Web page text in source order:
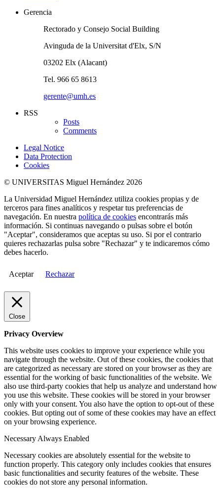
Gerencia
Rectorado y Consejo Social Building
Avinguda de la Universitat d'Elx, S/N
03202 Elx (Alacant)
Tel. 966 65 8613
gerente@umh.es
RSS
Posts
Comments
Legal Notice
Data Protection
Cookies
© UNIVERSITAS Miguel Hernández 2026
La Universidad Miguel Hernández utiliza cookies propias y de
terceros para fines analíticos y respetar tus preferencias de
navegación. En nuestra política de cookies encontrarás más
información. Si continuas navegando o pulsas sobre el botón
"Aceptar", consideramos que aceptas su uso. Si por el contrario
quieres rechazarlas pulsa sobre "Rechazar" y te indicaremos cómo
debes hacerlo.
Aceptar Rechazar
Close
Privacy Overview
This website uses cookies to improve your experience while you
navigate through the website. Out of these cookies, the cookies that
are categorized as necessary are stored on your browser as they are
essential for the working of basic functionalities of the website. We
also use third-party cookies that help us analyze and understand how
you use this website. These cookies will be stored in your browser
only with your consent. You also have the option to opt-out of these
cookies. But opting out of some of these cookies may have an effect
on your browsing experience.
Necessary Always Enabled
Necessary cookies are absolutely essential for the website to
function properly. This category only includes cookies that ensures
basic functionalities and security features of the website. These
cookies do not store any personal information.